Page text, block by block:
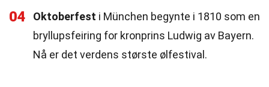
04 Oktoberfest i München begynte i 1810 som en
bryllupsfeiring for kronprins Ludwig av Bayern.
Nå er det verdens største ølfestival.